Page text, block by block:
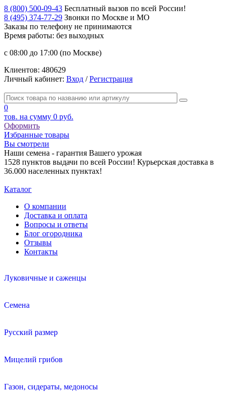
8 (800) 500-09-43 Бесплатный вызов по всей России!
8 (495) 374-77-29 Звонки по Москве и МО
Заказы по телефону не принимаются
Время работы: без выходных
с 08:00 до 17:00 (по Москве)
Клиентов: 480629
Личный кабинет: Вход /Регистрация
0
тов. на сумму 0 руб.
Оформить
Избранные товары
Вы смотрели
Наши семена - гарантия Вашего урожая
1528 пунктов выдачи по всей России! Курьерская доставка в
36.000 населенных пунктах!
Каталог
О компании
Доставка и оплата
Вопросы и ответы
Блог огородника
Отзывы
Контакты
Луковичные и саженцы
Семена
Русский размер
Мицелий грибов
Газон, сидераты, медоносы